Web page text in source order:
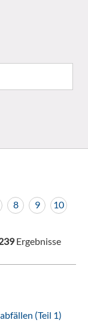
8 9
10
Ergebnisse
(Teil 1)